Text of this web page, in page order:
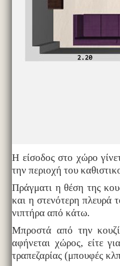
Η είσοδος στο χώρο
την περιοχή του
Πράγματι η θέση της
και η στενότερη πλευρά
νιπτήρα από κάτω.
Μπροστά από την
αφήνεται χώρος, είτε
τραπεζαρίας (μπουφές